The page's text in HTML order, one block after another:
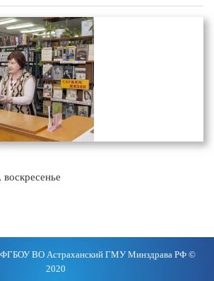
ФГБОУ ВО Астраханский ГМУ Минздрава РФ ©
2020